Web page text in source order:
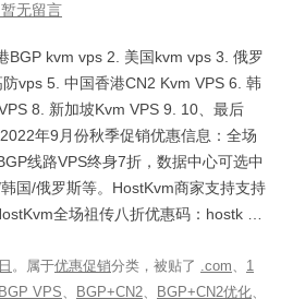
暂无留言
BGP kvm vps 2. 美国kvm vps 3. 俄罗
vps 5. 中国香港CN2 Kvm VPS 6. 韩
8. 新加坡Kvm VPS 9. 10、最后
年9月份秋季促销优惠信息：全场
线路VPS终身7折，数据中心可选中
国/俄罗斯等。HostKvm商家支持支持
全场祖传八折优惠码：hostk …
。属于优惠促销分类，被贴了 .com、 1
BGP VPS、 BGP+CN2、 BGP+CN2优化、